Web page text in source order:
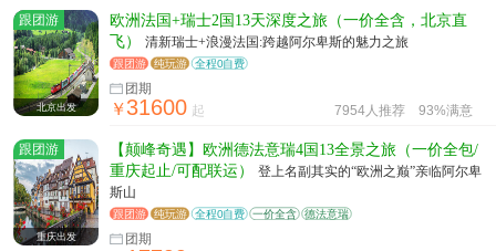
跟团游
北京出发
欧洲法国+瑞士2国13天深度之旅（一价全含，北京直
飞）
清新瑞士+浪漫法国:跨越阿尔卑斯的魅力之旅
跟团游 纯玩游 全程0自费
团期
￥31600 起 7954人推荐 93%满意
跟团游
重庆出发
【颠峰奇遇】欧洲德法意瑞4国13全景之旅（一价全包/
重庆起止/可配联运）
登上名副其实的“欧洲之巅”亲临阿尔卑
斯山
跟团游 纯玩游 全程0自费 一价全含 德法意瑞
团期